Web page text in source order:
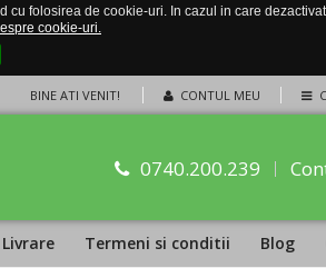
folosirea de cookie-uri. In cazul in care
cookie-uri.
CONTUL MEU
BINE ATI VENIT!
0740.200.239
Livrare Termeni si conditii Blog